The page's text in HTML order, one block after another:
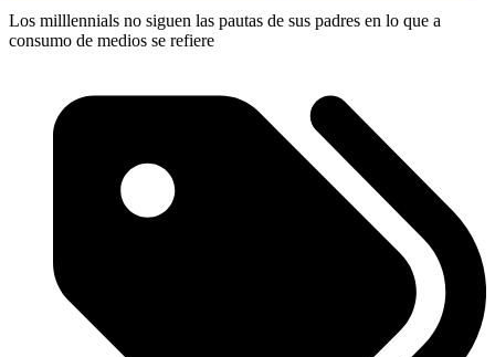
Los milllennials no siguen las pautas de sus padres en lo que a
consumo de medios se refiere